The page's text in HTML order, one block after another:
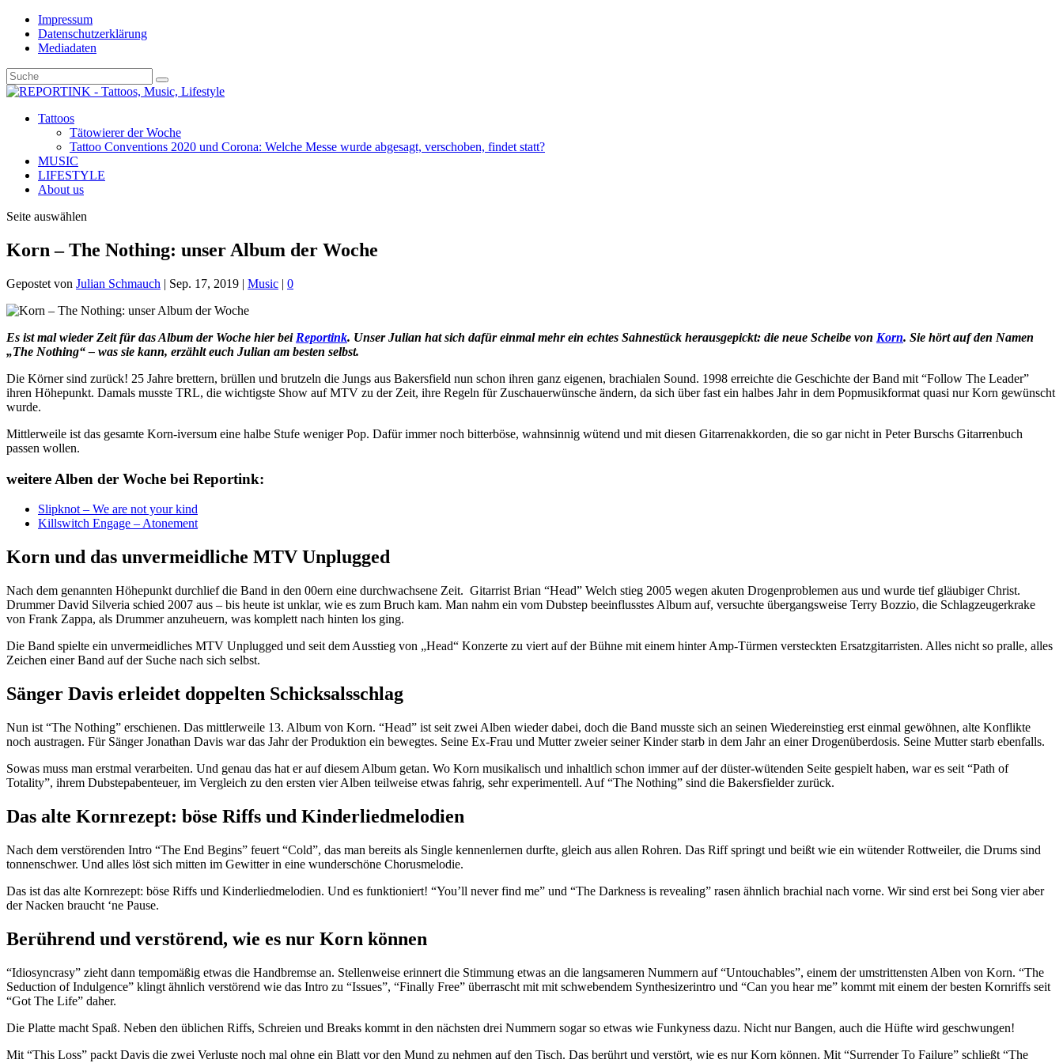
Impressum
Datenschutzerklärung
Mediadaten
Tattoos
Tätowierer der Woche
Tattoo Conventions 2020 und Corona: Welche Messe wurde abgesagt, verschoben, findet statt?
MUSIC
LIFESTYLE
About us
Seite auswählen
Korn – The Nothing: unser Album der Woche
Gepostet von Julian Schmauch | Sep. 17, 2019 | Music | 0
Es ist mal wieder Zeit für das Album der Woche hier bei Reportink. Unser Julian hat sich dafür einmal mehr ein echtes Sahnestück herausgepickt: die neue Scheibe von Korn. Sie hört auf den Namen
„The Nothing“ – was sie kann, erzählt euch Julian am besten selbst.
Die Körner sind zurück! 25 Jahre brettern, brüllen und brutzeln die Jungs aus Bakersfield nun schon ihren ganz eigenen, brachialen Sound. 1998 erreichte die Geschichte der Band mit “Follow The Leader”
ihren Höhepunkt. Damals musste TRL, die wichtigste Show auf MTV zu der Zeit, ihre Regeln für Zuschauerwünsche ändern, da sich über fast ein halbes Jahr in dem Popmusikformat quasi nur Korn gewünscht
wurde.
Mittlerweile ist das gesamte Korn-iversum eine halbe Stufe weniger Pop. Dafür immer noch bitterböse, wahnsinnig wütend und mit diesen Gitarrenakkorden, die so gar nicht in Peter Burschs Gitarrenbuch
passen wollen.
weitere Alben der Woche bei Reportink:
Slipknot – We are not your kind
Killswitch Engage – Atonement
Korn und das unvermeidliche MTV Unplugged
Nach dem genannten Höhepunkt durchlief die Band in den 00ern eine durchwachsene Zeit. Gitarrist Brian “Head” Welch stieg 2005 wegen akuten Drogenproblemen aus und wurde tief gläubiger Christ.
Drummer David Silveria schied 2007 aus – bis heute ist unklar, wie es zum Bruch kam. Man nahm ein vom Dubstep beeinflusstes Album auf, versuchte übergangsweise Terry Bozzio, die Schlagzeugerkrake
von Frank Zappa, als Drummer anzuheuern, was komplett nach hinten los ging.
Die Band spielte ein unvermeidliches MTV Unplugged und seit dem Ausstieg von „Head“ Konzerte zu viert auf der Bühne mit einem hinter Amp-Türmen versteckten Ersatzgitarristen. Alles nicht so pralle, alles
Zeichen einer Band auf der Suche nach sich selbst.
Sänger Davis erleidet doppelten Schicksalsschlag
Nun ist “The Nothing” erschienen. Das mittlerweile 13. Album von Korn. “Head” ist seit zwei Alben wieder dabei, doch die Band musste sich an seinen Wiedereinstieg erst einmal gewöhnen, alte Konflikte
noch austragen. Für Sänger Jonathan Davis war das Jahr der Produktion ein bewegtes. Seine Ex-Frau und Mutter zweier seiner Kinder starb in dem Jahr an einer Drogenüberdosis. Seine Mutter starb ebenfalls.
Sowas muss man erstmal verarbeiten. Und genau das hat er auf diesem Album getan. Wo Korn musikalisch und inhaltlich schon immer auf der düster-wütenden Seite gespielt haben, war es seit “Path of
Totality”, ihrem Dubstepabenteuer, im Vergleich zu den ersten vier Alben teilweise etwas fahrig, sehr experimentell. Auf “The Nothing” sind die Bakersfielder zurück.
Das alte Kornrezept: böse Riffs und Kinderliedmelodien
Nach dem verstörenden Intro “The End Begins” feuert “Cold”, das man bereits als Single kennenlernen durfte, gleich aus allen Rohren. Das Riff springt und beißt wie ein wütender Rottweiler, die Drums sind
tonnenschwer. Und alles löst sich mitten im Gewitter in eine wunderschöne Chorusmelodie.
Das ist das alte Kornrezept: böse Riffs und Kinderliedmelodien. Und es funktioniert! “You’ll never find me” und “The Darkness is revealing” rasen ähnlich brachial nach vorne. Wir sind erst bei Song vier aber
der Nacken braucht ‘ne Pause.
Berührend und verstörend, wie es nur Korn können
“Idiosyncrasy” zieht dann tempomäßig etwas die Handbremse an. Stellenweise erinnert die Stimmung etwas an die langsameren Nummern auf “Untouchables”, einem der umstrittensten Alben von Korn. “The
Seduction of Indulgence” klingt ähnlich verstörend wie das Intro zu “Issues”, “Finally Free” überrascht mit mit schwebendem Synthesizerintro und “Can you hear me” kommt mit einem der besten Kornriffs seit
“Got The Life” daher.
Die Platte macht Spaß. Neben den üblichen Riffs, Schreien und Breaks kommt in den nächsten drei Nummern sogar so etwas wie Funkyness dazu. Nicht nur Bangen, auch die Hüfte wird geschwungen!
Mit “This Loss” packt Davis die zwei Verluste noch mal ohne ein Blatt vor den Mund zu nehmen auf den Tisch. Das berührt und verstört, wie es nur Korn können. Mit “Surrender To Failure” schließt “The